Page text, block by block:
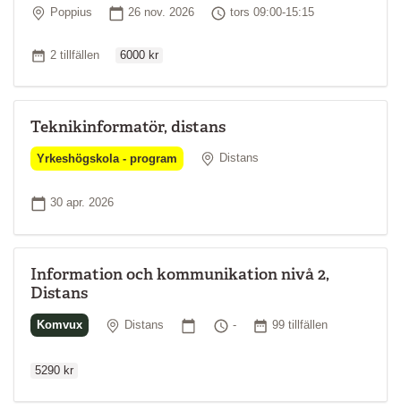
Plats
Poppius Startdatum
26 nov. 2026 Tid
tors 09:00-15:15
Antal tillfällen
2 tillfällen 6000 kr
Teknikinformatör, distans
Yrkeshögskola - program Plats
Distans
Startdatum
30 apr. 2026
Information och kommunikation nivå 2,
Distans
Komvux Plats
Distans Startdatum
Tid
- Antal tillfällen
99 tillfällen
5290 kr